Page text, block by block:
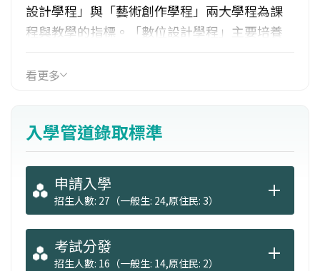
設計學程」與「藝術創作學程」兩大學程為課
程與教學的指標。「數位設計學程」主要培養
品，增進新的視覺經驗，研發知覺認知理論，
風景色彩、文化養分與生活素材，創作與都會
地區完全不同的藝術風格以及藝術寫作能力。
看更多
入學管道錄取標準
申請入學
招生人數: 27（一般生: 24,原住民: 3）
考試分發
招生人數: 16（一般生: 14,原住民: 2）